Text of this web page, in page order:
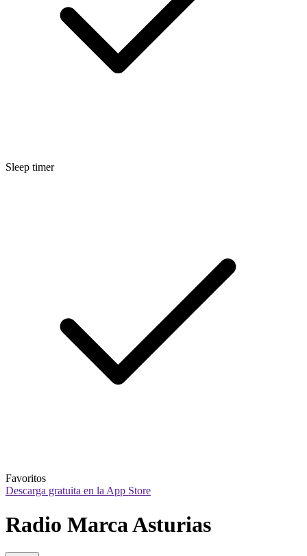
Sleep timer
Favoritos
Descarga gratuita en la App Store
Radio Marca Asturias